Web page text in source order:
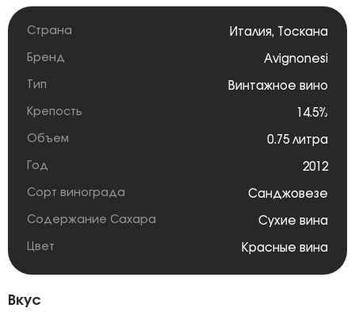
Страна Италия, Тоскана
Бренд Avignonesi
Тип Винтажное вино
Крепость 14.5%
Объем 0.75 литра
Год 2012
Сорт винограда Санджовезе
Содержание Сахара Сухие вина
Цвет Красные вина
Вкус